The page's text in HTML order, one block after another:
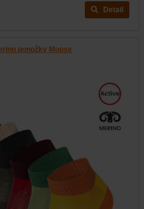
Detail
ponožky Moose